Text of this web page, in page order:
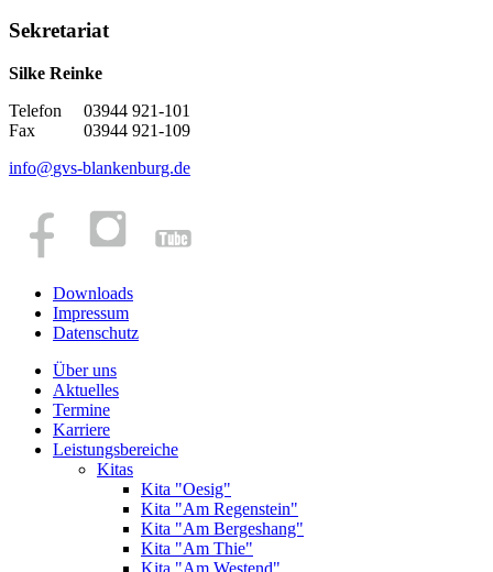
Sekretariat
Silke Reinke
Telefon 03944 921-101
Fax 03944 921-109
info@gvs-blankenburg.de
Downloads
Impressum
Datenschutz
Über uns
Aktuelles
Termine
Karriere
Leistungsbereiche
Kitas
Kita "Oesig"
Kita "Am Regenstein"
Kita "Am Bergeshang"
Kita "Am Thie"